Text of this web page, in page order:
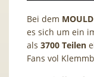
Bei dem
es sich um ein
als 3700 Teilen
Fans vol